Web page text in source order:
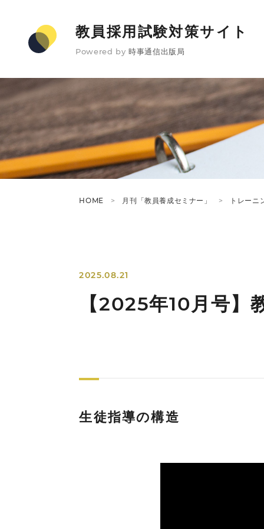
教員採用試験対策サイト
Powered by 時事通信出版局
HOME 月刊「教員養成セミナー」 トレーニ
2025.08.21
【2025年10月号
生徒指導の構造